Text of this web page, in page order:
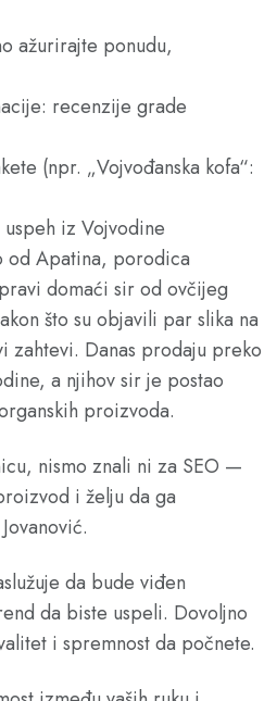
ažurirajte ponudu,
recenzije grade
(npr. „Vojvođanska kofa“:
iz Vojvodine
od Apatina, porodica
domaći sir od ovčijeg
što su objavili par slika na
zahtevi. Danas prodaju preko
a njihov sir je postao
proizvoda.
nismo znali ni za SEO —
i želju da ga
da bude viđen
da biste uspeli. Dovoljno
i spremnost da počnete.